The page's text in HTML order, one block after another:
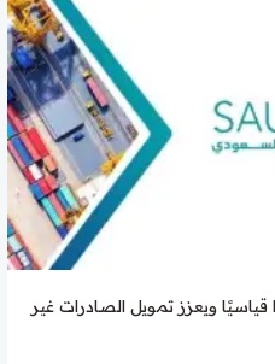
ويعزز تمويل الصادرات غير